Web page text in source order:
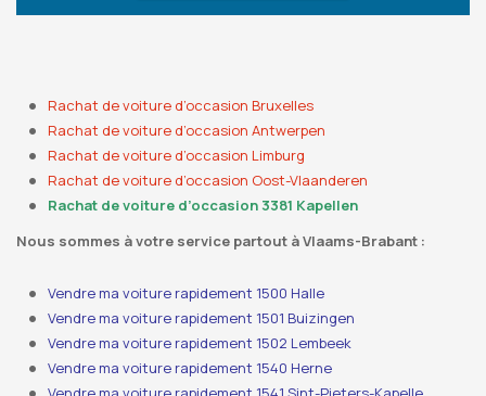
Rachat de voiture d’occasion Bruxelles
Rachat de voiture d’occasion Antwerpen
Rachat de voiture d’occasion Limburg
Rachat de voiture d’occasion Oost-Vlaanderen
Rachat de voiture d’occasion 3381 Kapellen
Nous sommes à votre service partout à Vlaams-Brabant :
Vendre ma voiture rapidement 1500 Halle
Vendre ma voiture rapidement 1501 Buizingen
Vendre ma voiture rapidement 1502 Lembeek
Vendre ma voiture rapidement 1540 Herne